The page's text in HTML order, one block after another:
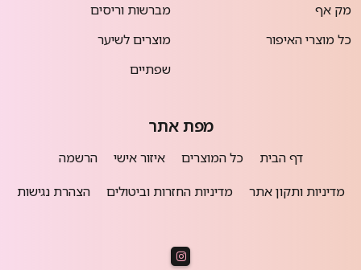
מק אף
כל מוצרי האיפור
מברשות וריסים
מוצרים לשיער
שפתיים
מפת אתר
דף הבית כל המוצרים איזור אישי
הרשמה
מדיניות ותקון אתר
מדיניות החזרות וביטולים הצהרת נגישות